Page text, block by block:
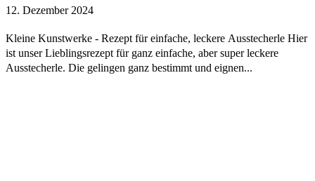
12. Dezember 2024
Kleine Kunstwerke - Rezept für einfache, leckere Ausstecherle Hier
ist unser Lieblingsrezept für ganz einfache, aber super leckere
Ausstecherle. Die gelingen ganz bestimmt und eignen...